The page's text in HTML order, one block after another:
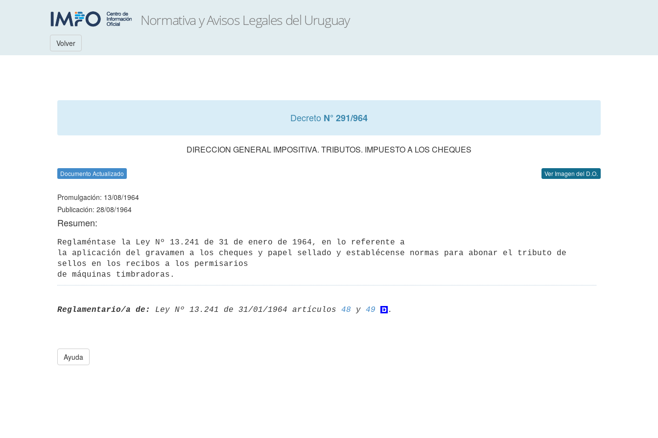
Volver
Decreto N° 291/964
DIRECCION GENERAL IMPOSITIVA. TRIBUTOS. IMPUESTO A LOS CHEQUES
Documento Actualizado Ver Imagen del D.O.
Promulgación: 13/08/1964
Publicación: 28/08/1964
Resumen:
Reglaméntase la Ley Nº 13.241 de 31 de enero de 1964, en lo referente a
la aplicación del gravamen a los cheques y papel sellado y establécense normas para abonar el tributo de
sellos en los recibos a los permisarios
de máquinas timbradoras.
Reglamentario/a de: Ley Nº 13.241 de 31/01/1964 artículos 48 y 49
Ayuda